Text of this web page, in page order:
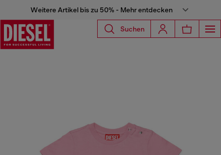
Weitere Artikel bis zu 50% - Mehr entdecken
Suchen